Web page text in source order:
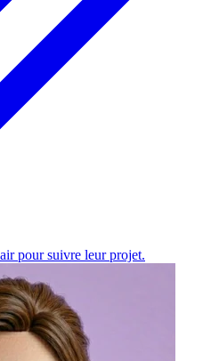
pour suivre leur projet.